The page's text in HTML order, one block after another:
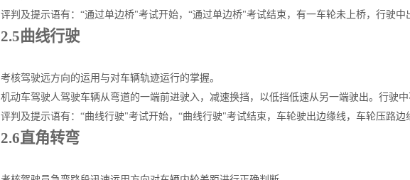
评判及提示语有：“通过单边桥"考试开始，“通过单边桥"考试结束，有一车轮未上桥，行驶中
2.5曲线行驶
考核驾驶远方向的运用与对车辆轨迹运行的掌握。
机动车驾驶人驾驶车辆从弯道的一端前进驶入，减速换挡，以低挡低速从另一端驶出。行驶中
评判及提示语有：“曲线行驶"考试开始，“曲线行驶"考试结束，车轮驶出边缘线，车轮压路边
2.6直角转弯